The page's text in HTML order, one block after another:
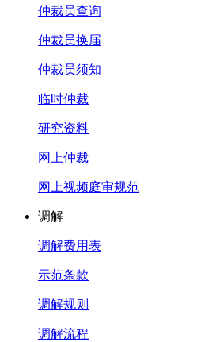
仲裁员查询
仲裁员换届
仲裁员须知
临时仲裁
研究资料
网上仲裁
网上视频庭审规范
调解
调解费用表
示范条款
调解规则
调解流程